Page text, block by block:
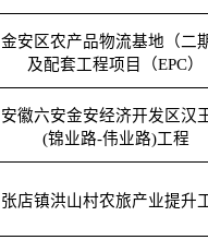
金安区农产品物流基地（二
及配套工程项目（EPC）
安徽六安金安经济开发区汉
(锦业路-伟业路)工程
张店镇洪山村农旅产业提升